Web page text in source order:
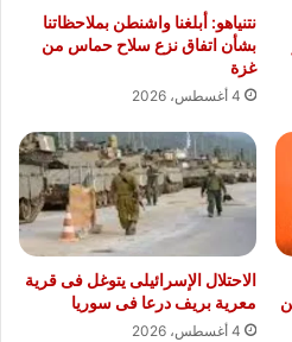
نتنياهو: أبلغنا واشنطن بملاحظاتنا
بشأن اتفاق نزع سلاح حماس من
غزة
4 أغسطس، 2026
الاحتلال الإسرائيلى يتوغل فى قرية
معرية بريف درعا فى سوريا
4 أغسطس، 2026